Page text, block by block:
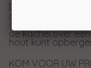
De houtkachel is
geïntegreerde
gebruik van de
de kachel over
hout kunt
KOM VOOR UW